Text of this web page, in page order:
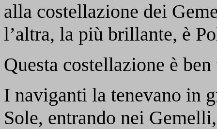
alla costellazione dei
l’altra, la più brillante, è
Questa costellazione è
I naviganti la tenevano in
Sole, entrando nei